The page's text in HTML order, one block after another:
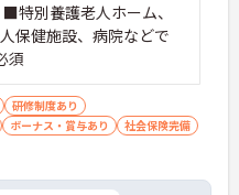
特別養護老人ホーム、
保健施設、病院などで
須
研修制度あり
ボーナス・賞与あり
社会保険完備